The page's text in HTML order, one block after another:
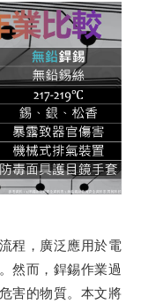
程，廣泛應用於電
然而，銲錫作業過
害的物質。本文將